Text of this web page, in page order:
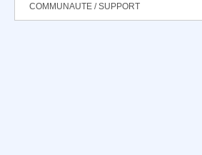
COMMUNAUTE / SUPPORT